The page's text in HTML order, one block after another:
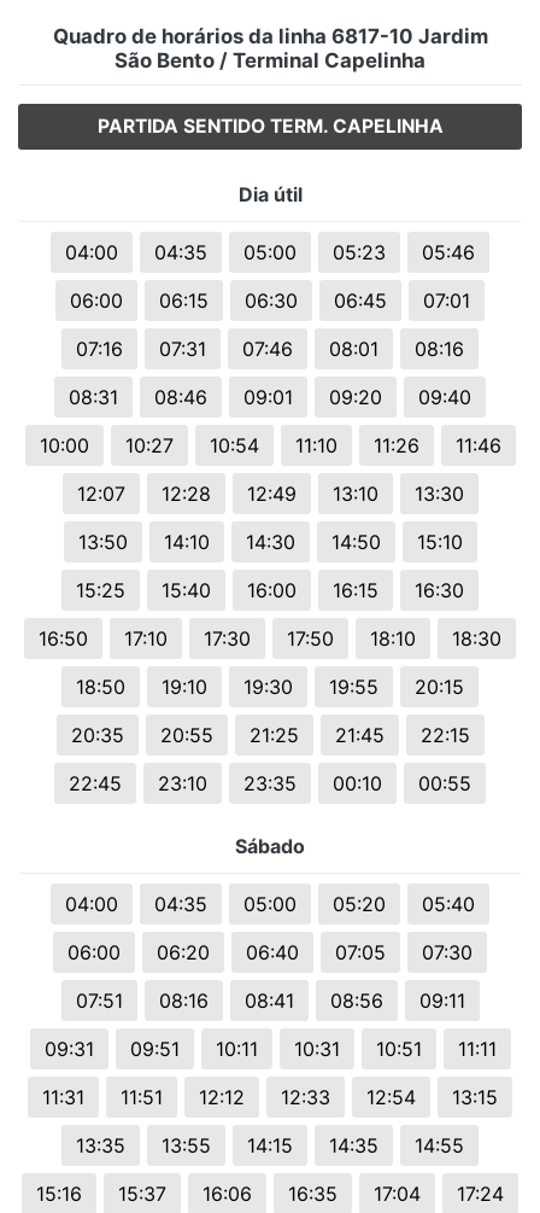
Quadro de horários da linha 6817-10 Jardim
São Bento / Terminal Capelinha
PARTIDA SENTIDO TERM. CAPELINHA
Dia útil
04:00 04:35 05:00 05:23
05:46
06:00
06:15 06:30 06:45
07:01
07:16
07:31 07:46 08:01
08:16
08:31
08:46 09:01 09:20
09:40
10:00
10:27 10:54 11:10 11:26
11:46
12:07
12:28 12:49 13:10
13:30
13:50
14:10 14:30 14:50
15:10
15:25
15:40 16:00 16:15
16:30
16:50
17:10 17:30 17:50 18:10
18:30
18:50
19:10 19:30 19:55
20:15
20:35
20:55 21:25 21:45
22:15
22:45
23:10 23:35 00:10 00:55
Sábado
04:00 04:35 05:00 05:20
05:40
06:00
06:20 06:40 07:05
07:30
07:51
08:16 08:41 08:56
09:11
09:31
09:51 10:11 10:31 10:51
11:11
11:31
11:51 12:12 12:33 12:54
13:15
13:35
13:55 14:15 14:35
14:55
15:16
15:37 16:06 16:35 17:04 17:24